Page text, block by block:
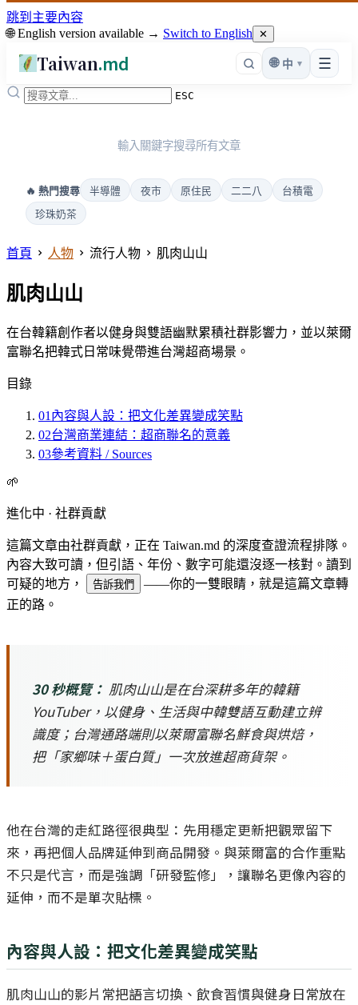
跳到主要內容
🌐 English version available → Switch to English ✕
Taiwan.md ☰
🌐 中 ▾
ESC
輸入關鍵字搜尋所有文章
🔥 熱門搜尋 半導體 夜市 原住民 二二八
台積電
珍珠奶茶
首頁 人物 流行人物 肌肉山山
肌肉山山
在台韓籍創作者以健身與雙語幽默累積社群影響力，並以萊爾
富聯名把韓式日常味覺帶進台灣超商場景。
目錄
01 內容與人設：把文化差異變成笑點
02台灣商業連結：超商聯名的意義
03參考資料 / Sources
🌱
進化中 · 社群貢獻
這篇文章由社群貢獻，正在 Taiwan.md 的深度查證流程排隊。
內容大致可讀，但引語、年份、數字可能還沒逐一核對。讀到
可疑的地方，
告訴我們
——你的一雙眼睛，就是這篇文章轉
正的路。
30 秒概覽： 肌肉山山是在台深耕多年的韓籍
YouTuber，以健身、生活與中韓雙語互動建立辨
識度；台灣通路端則以萊爾富聯名鮮食與烘焙，
把「家鄉味＋蛋白質」一次放進超商貨架。
他在台灣的走紅路徑很典型：先用穩定更新把觀眾留下
來，再把個人品牌延伸到商品開發。與萊爾富的合作重點
不只是代言，而是強調「研發監修」，讓聯名更像內容的
延伸，而不是單次貼標。
內容與人設：把文化差異變成笑點
肌肉山山的影片常把語言切換、飲食習慣與健身日常放在